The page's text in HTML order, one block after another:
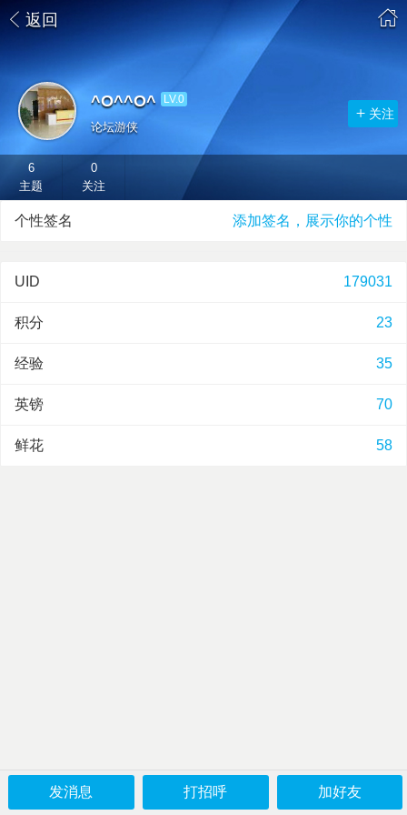
发消息 打招呼 加好友
返回
论坛游侠
关注
^O^^O^ LV.0
6
主题
0
关注
个性签名 添加签名，展示你的个性
UID 179031
积分 23
经验 35
英镑 70
鲜花 58